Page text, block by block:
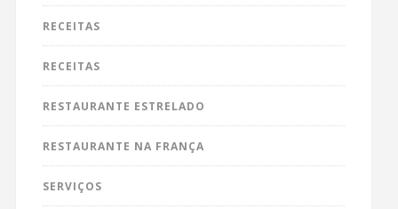
RECEITAS
RECEITAS
RESTAURANTE ESTRELADO
RESTAURANTE NA FRANÇA
SERVIÇOS